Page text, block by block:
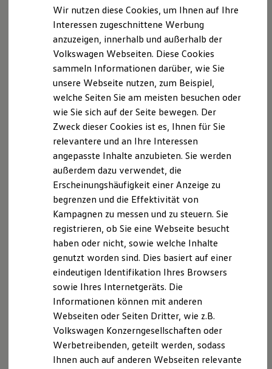
California App
VW Connect für Ihren ID. Buzz
VW Connect für Ihren Transporter/Caravelle
VW Connect für Ihren Amarok
VW Connect für andere Modelle
Connect Pro
Fleet Interface Data
Multistop Pathfinder
Übersicht Software Updates
Digitales Bordbuch
Fahrerassistenz- und Sicherheitssysteme
Kontrollleuchten
Batterieverordnung
XTL-Dieselkraftstoff
Ersatzteile und Betriebsflüssigkeiten
Original Zubehör und Lifestyle Produkte
myVolkswagen
myVolkswagen Business
Elektrisch & Autonom
Elektro - & Hybridfahrzeuge
Unser Ansatz
Klimafreundlicher Strom
Reichweite & Ladelösungen
Reichweitensimulator
Ladezeitensimulator
Ladelösungen für Privatkunden
Ladelösungen für Gewerbekunden
Bidirektionales Laden
Förderung & Kosten der Elektrofahrzeuge
Fördermöglichkeiten für Privatkunden
Stuttgart
Haftungsübernehmendes Versicherungsunternehmen:
Allianz Deutschland AG ABV Vertrieb Allgemein
Hinweis gemäß § 36
Verbraucherstreitbeilegungsgesetz (VSBG) <br /> Wir
sind zur Teilnahme an einem
Streitbeilegungsverfahren vor einer
Verbraucherschlichtungsstelle weder bereit noch dazu
verpflichtet.
Datenschutzerklärung
A. Verantwortlicher
Wir freuen uns, dass Sie unsere Webseite der
Autozentrum Vogt GmbH & Ko. KG, Industriestraße
37, 74357 Bönnigheim, Deutschland, Tel.: 07143
8841-0, Fax: 07143 8841-20, E-Mail: in
fo.boennigheim@sevo.de. Im Folgenden informieren
wir Sie über die Verarbeitung Ihrer
personenbezogenen Daten durch uns im
Zusammenhang mit Ihrem Besuch unserer Webseite.
Wir nutzen diese Cookies, um Ihnen auf Ihre
Interessen zugeschnittene Werbung
anzuzeigen, innerhalb und außerhalb der
Volkswagen Webseiten. Diese Cookies
sammeln Informationen darüber, wie Sie
unsere Webseite nutzen, zum Beispiel,
welche Seiten Sie am meisten besuchen oder
wie Sie sich auf der Seite bewegen. Der
Zweck dieser Cookies ist es, Ihnen für Sie
relevantere und an Ihre Interessen
angepasste Inhalte anzubieten. Sie werden
außerdem dazu verwendet, die
Erscheinungshäufigkeit einer Anzeige zu
begrenzen und die Effektivität von
Kampagnen zu messen und zu steuern. Sie
registrieren, ob Sie eine Webseite besucht
haben oder nicht, sowie welche Inhalte
genutzt worden sind. Dies basiert auf einer
eindeutigen Identifikation Ihres Browsers
sowie Ihres Internetgeräts. Die
Informationen können mit anderen
Webseiten oder Seiten Dritter, wie z.B.
Volkswagen Konzerngesellschaften oder
Werbetreibenden, geteilt werden, sodass
Ihnen auch auf anderen Webseiten relevante